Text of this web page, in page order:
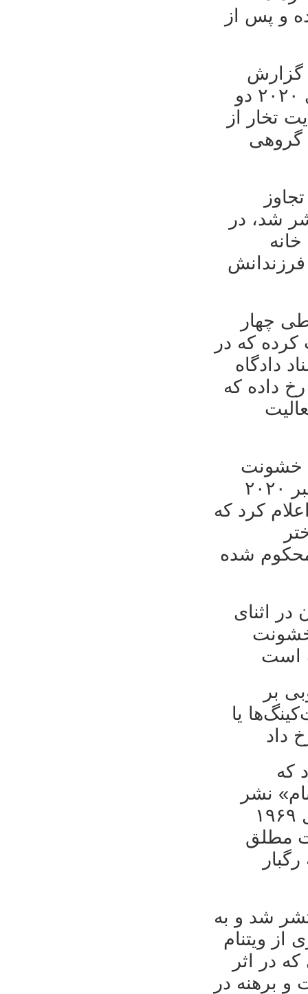
برده و پس از
گزارش
بی‌بی‌سی فارسی جنگجویان طالبان در ماه جولای ۲۰۲۰ دو
تخار از
گروهی
تجاوز
شد، در
طی چهار
کرده که در
دادگاه
داده که
خشونت
جنسی علیه زنان می‌پرداختند بلکه به تاریخ ۲۷ اکتبر ۲۰۲۰
کرد که
سال زندان محکوم شده
اثنای
بر
یا
که
نشر
شده در آمازون-۲۰۱۰، سربازان امریکایی در سال ۱۹۶۹
مطلق
شد و به
ویتنام
ویتنامی که در اثر
برهنه در